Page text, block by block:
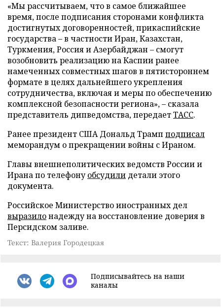
«Мы рассчитываем, что в самое ближайшее
время, после подписания сторонами конфликта
достигнутых договоренностей, прикаспийские
государства – в частности Иран, Казахстан,
Туркмения, Россия и Азербайджан – смогут
возобновить реализацию на Каспии ранее
намеченных совместных шагов в пятистороннем
формате в целях дальнейшего укрепления
сотрудничества, включая и меры по обеспечению
комплексной безопасности региона», – сказала
представитель дипведомства, передаетТАСС.
Ранее президент США Дональд Трамп подписал
меморандум о прекращении войны с Ираном.
Главы внешнеполитических ведомств России и
Ирана по телефонуобсудили детали этого
документа.
Российское Министерство иностранных дел
выразилонадежду на восстановление доверия в
Персидском заливе.
Текст: Валерия Городецкая
Подписывайтесь на наши
каналы